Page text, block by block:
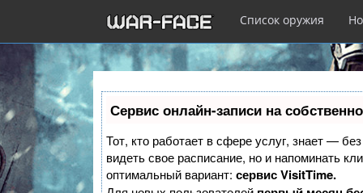
Перейти
к
основному
содержанию
Список оружия
Сервис онлайн-записи на
Тот, кто работает в сфере услуг, знает —
видеть свое расписание, но и напоминать
оптимальный вариант: сервис VisitTime.